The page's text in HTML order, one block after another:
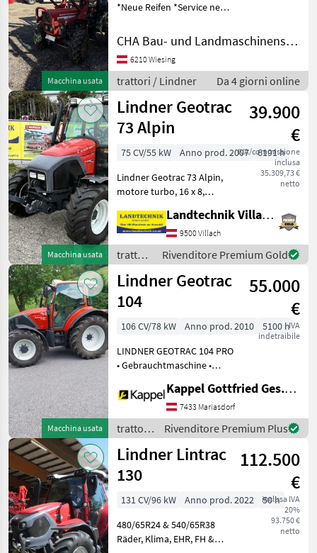
Macchina usata
*Neue Reifen *Service neu
Frontlader incl. 2 Schaufeln
*4To Winde , mit
Schneeketten trazione:
Trazione inte
CHA Bau- und Landmaschinenservice
6210 Wiesing
trattori / Lindner Da 4 giorni online
Macchina usata
Lindner Geotrac
73 Alpin
39.900
€
IVA/commissione
inclusa
35.309,73 €
netto
75 CV/55 kW Anno prod. 2007
6191 h
Lindner Geotrac 73 Alpin,
motore turbo, 16 x 8,
comfort con riscaldamento
e ventilazione, radio, sedile
passeggero, impianto
idraulico ante
Landtechnik Villach GmbH
9500 Villach
trattori
/
Lindner
Rivenditore Premium Gold
Macchina usata
Lindner Geotrac
104
55.000
€
IVA
indetraibile
106 CV/78 kW Anno prod. 2010
5100 h
LINDNER GEOTRAC 104 PRO
• Gebrauchtmaschine •
Betriebsstunden: 5.100 h • 4
Gang-Lastschaltgetriebe •
50 km/h •
Vorderachsfederung •
Kabinenfed
Kappel Gottfried Ges.m.b.H.
7433 Mariasdorf
trattori
/
Lindner
Rivenditore Premium Plus
Lindner Lintrac
130
112.500
€
inclusa IVA
20%
93.750 €
netto
131 CV/96 kW Anno prod. 2022
50 h
480/65R24 & 540/65R38
Räder, Klima, EHR, FH &